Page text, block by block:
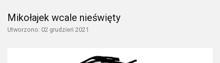
Mikołajek wcale nieświęty
Utworzono: 02 grudzień 2021